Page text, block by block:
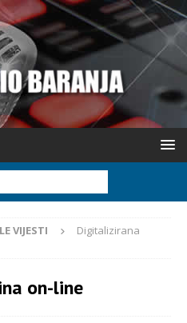
VIJESTI
Digitalizirana
on-line